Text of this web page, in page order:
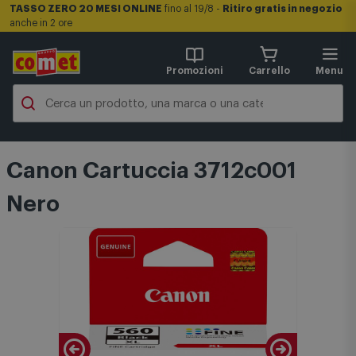
TASSO ZERO 20 MESI ONLINE fino al 19/8 - Ritiro gratis in negozio
anche in 2 ore
Promozioni Carrello Menu
Canon Cartuccia 3712c001
Nero